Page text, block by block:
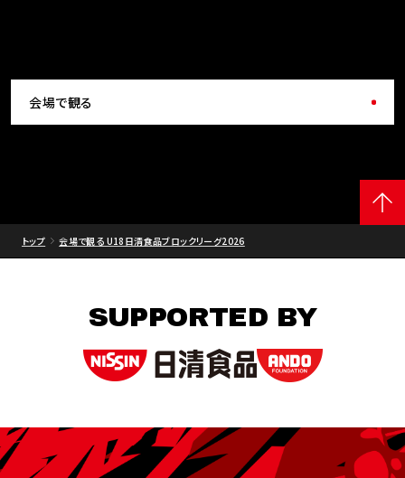
会場で観る
トップ 会場で観る U18日清食品ブロックリーグ2026
SUPPORTED BY